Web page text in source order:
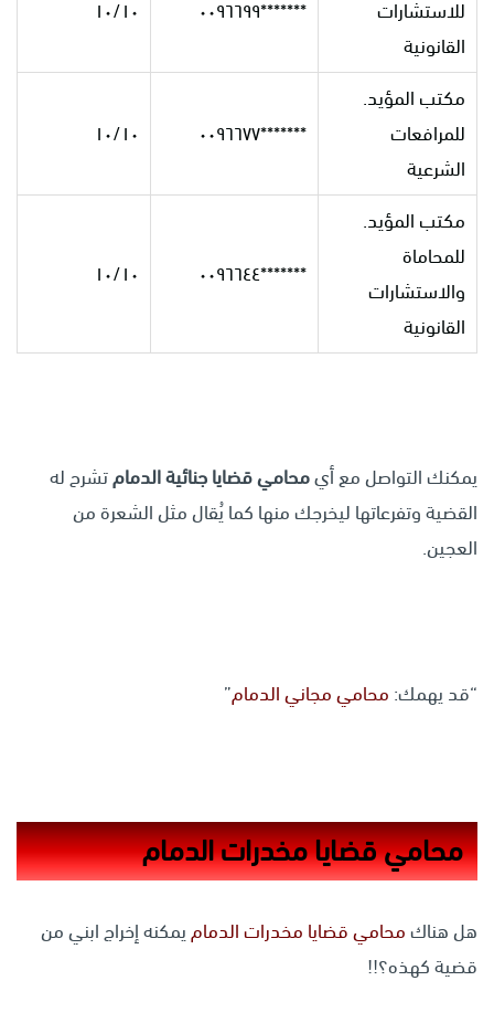
للاستشارات
القانونية
*******٠٠٩٦٦٩٩ ١٠/١٠
مكتب المؤيد.
للمرافعات
الشرعية
*******٠٠٩٦٦٧٧ ١٠/١٠
مكتب المؤيد.
للمحاماة
والاستشارات
القانونية
*******٠٠٩٦٦٤٤ ١٠/١٠
يمكنك التواصل مع أيمحامي قضايا جنائية الدمامتشرح له
القضية وتفرعاتها ليخرجك منها كما يُقال مثل الشعرة من
العجين.
“قد يهمك: محامي مجاني الدمام”
محامي قضايا مخدرات الدمام
هل هناكمحامي قضايا مخدرات الدماميمكنه إخراج ابني من
قضية كهذه؟!!